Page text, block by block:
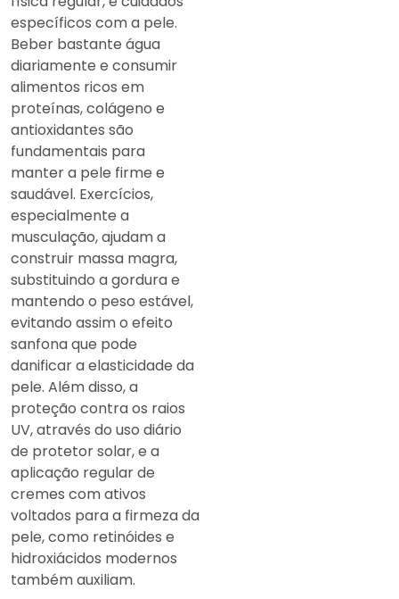
específicos com a pele.
Beber bastante água
diariamente e consumir
alimentos ricos em
proteínas, colágeno e
antioxidantes são
fundamentais para
manter a pele firme e
saudável. Exercícios,
especialmente a
musculação, ajudam a
construir massa magra,
substituindo a gordura e
mantendo o peso estável,
evitando assim o efeito
sanfona que pode
danificar a elasticidade da
pele. Além disso, a
proteção contra os raios
UV, através do uso diário
de protetor solar, e a
aplicação regular de
cremes com ativos
voltados para a firmeza da
pele, como retinóides e
hidroxiácidos modernos
também auxiliam.